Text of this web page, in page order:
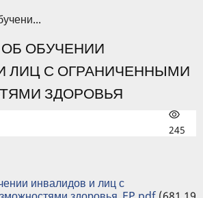
ОБУЧЕНИИ
ЛИЦ С ОГРАНИЧЕННЫМИ
ЗДОРОВЬЯ
245
инвалидов и лиц с